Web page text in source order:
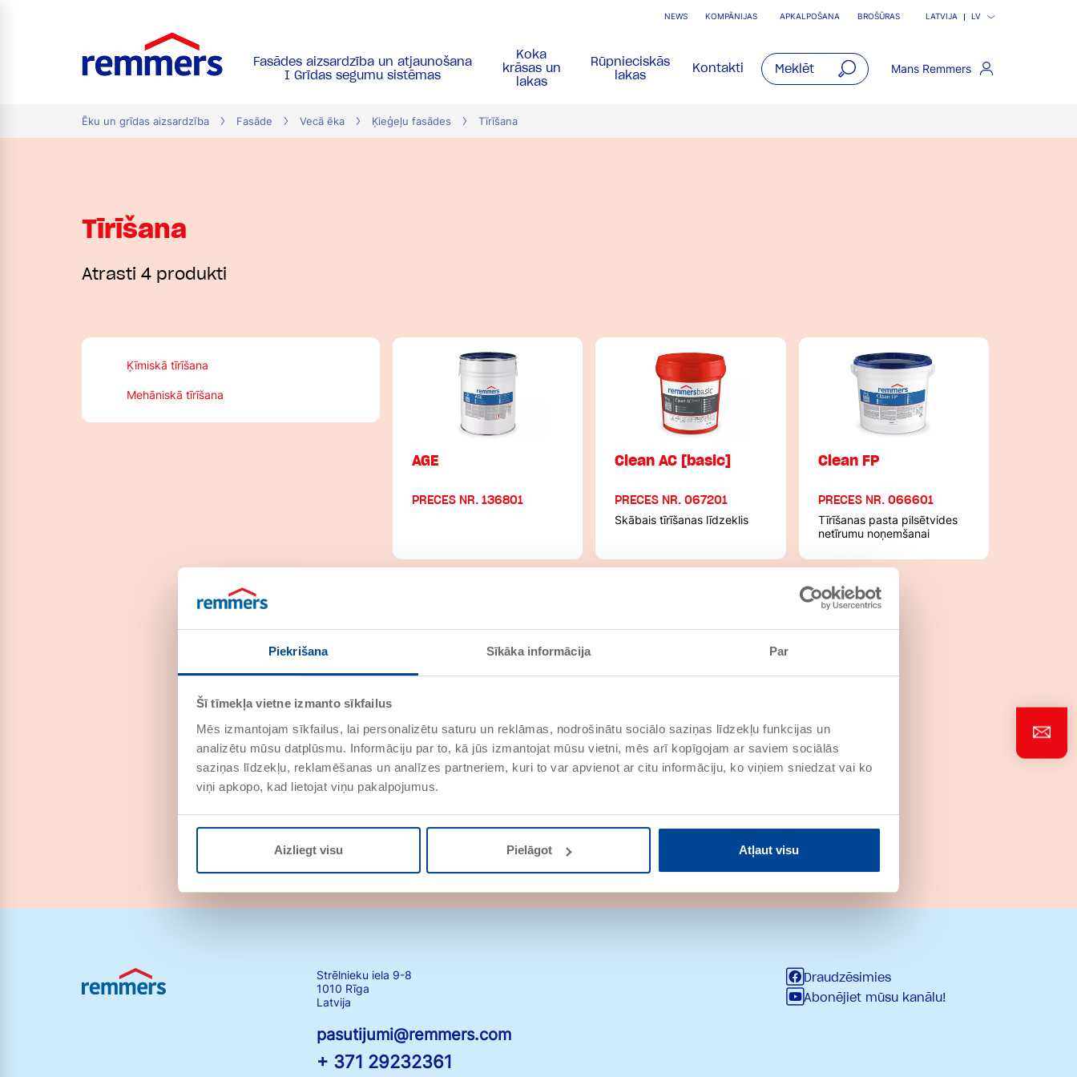
Piekrišana Sīkāka informācija Par
Šī tīmekļa vietne izmanto sīkfailus
Mēs izmantojam sīkfailus, lai personalizētu saturu un reklāmas, nodrošinātu sociālo saziņas līdzekļu funkcijas un
analizētu mūsu datplūsmu. Informāciju par to, kā jūs izmantojat mūsu vietni, mēs arī kopīgojam ar saviem sociālās
saziņas līdzekļu, reklamēšanas un analīzes partneriem, kuri to var apvienot ar citu informāciju, ko viņiem sniedzat vai ko
viņi apkopo, kad lietojat viņu pakalpojumus.
Aizliegt visu Pielāgot Atļaut visu
NEWS KOMPĀNIJAS APKALPOŠANA BROŠŪRAS LATVIJA LV
Fasādes aizsardzība un atjaunošana
I Grīdas segumu sistēmas
Koka
krāsas un
lakas
Rūpnieciskās
lakas
Kontakti Mans Remmers
Ēku un grīdas aizsardzība Fasāde Vecā ēka Ķieģeļu fasādes Tīrīšana
Tīrīšana
Atrasti 4 produkti
Ķīmiskā tīrīšana
Mehāniskā tīrīšana
AGE
PRECES NR. 136801
Clean AC [basic]
PRECES NR. 067201
Skābais tīrīšanas līdzeklis
Clean FP
PRECES NR. 066601
Tīrīšanas pasta pilsētvides
netīrumu noņemšanai
Glaspudermehl
PRECES NR. 528025
Strēlnieku iela 9-8
1010 Rīga
Latvija
pasutijumi@remmers.com
+ 371 29232361
Draudzēsimies
Abonējiet mūsu kanālu!